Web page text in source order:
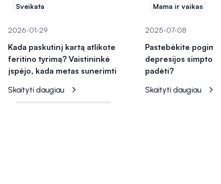
Sveikata
2026-01-29
Kada paskutinį kartą atlikote
feritino tyrimą? Vaistininkė
įspėjo, kada metas sunerimti
Skaityti daugiau
Mama ir vaikas
2025-07-08
Pastebėkite
depresijos
padėti?
Skaityti daugiau